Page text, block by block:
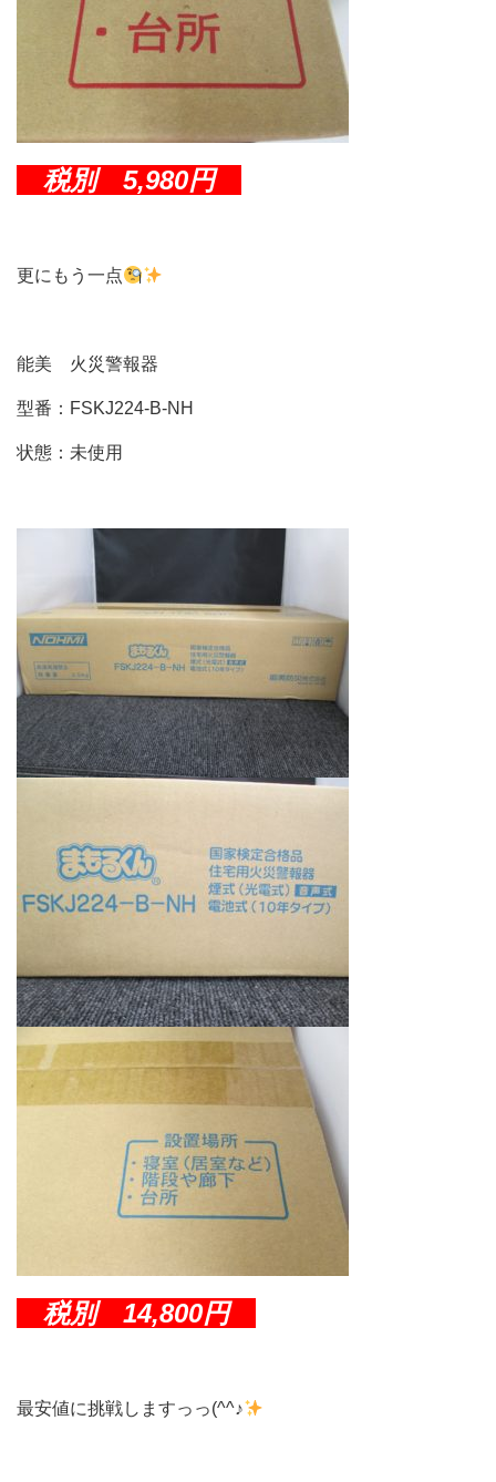
税別 5,980円
更にもう一点
能美 火災警報器
型番：FSKJ224-B-NH
状態：未使用
税別 14,800円
最安値に挑戦しますっっ(^^♪